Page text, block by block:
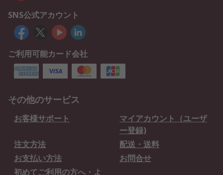
SNS公式アカウント
ご利用可能カード会社
その他のサービス
お客様サポート
マイアカウント（ユーザ
ー登録)
注文方法
配送・送料
お支払い方法
お問合せ
初めてご利用の方へ・よ